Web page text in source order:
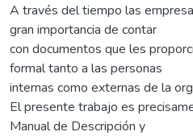
A través del tiempo las
gran importancia de contar
con documentos que les
formal tanto a las personas
internas como externas de la
El presente trabajo es
Manual de Descripción y